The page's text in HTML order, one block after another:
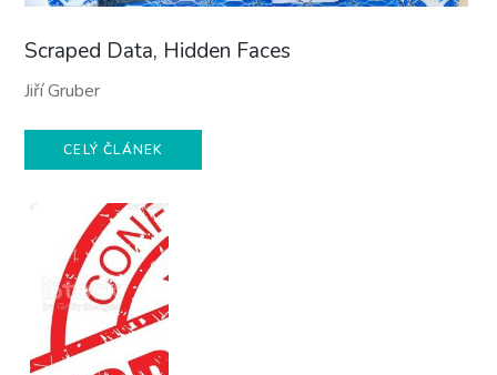
Scraped Data, Hidden Faces
Jiří Gruber
CELÝ ČLÁNEK